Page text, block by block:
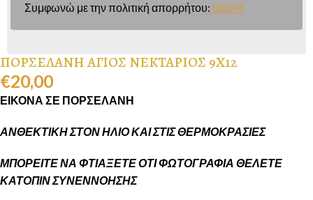
Συμφωνώ με την πολιτική απορρήτου: GDPR
ΠΟΡΣΕΛΑΝΗ ΑΓΙΟΣ ΝΕΚΤΑΡΙΟΣ 9Χ12
€20,00
ΕΙΚΟΝΑ ΣΕ ΠΟΡΣΕΛΑΝΗ
ΑΝΘΕΚΤΙΚΗ ΣΤΟΝ ΗΛΙΟ ΚΑΙ ΣΤΙΣ ΘΕΡΜΟΚΡΑΣΙΕΣ
ΜΠΟΡΕΙΤΕ ΝΑ ΦΤΙΑΞΕΤΕ ΟΤΙ ΦΩΤΟΓΡΑΦΙΑ ΘΕΛΕΤΕ
ΚΑΤΟΠΙΝ ΣΥΝΕΝΝΟΗΣΗΣ